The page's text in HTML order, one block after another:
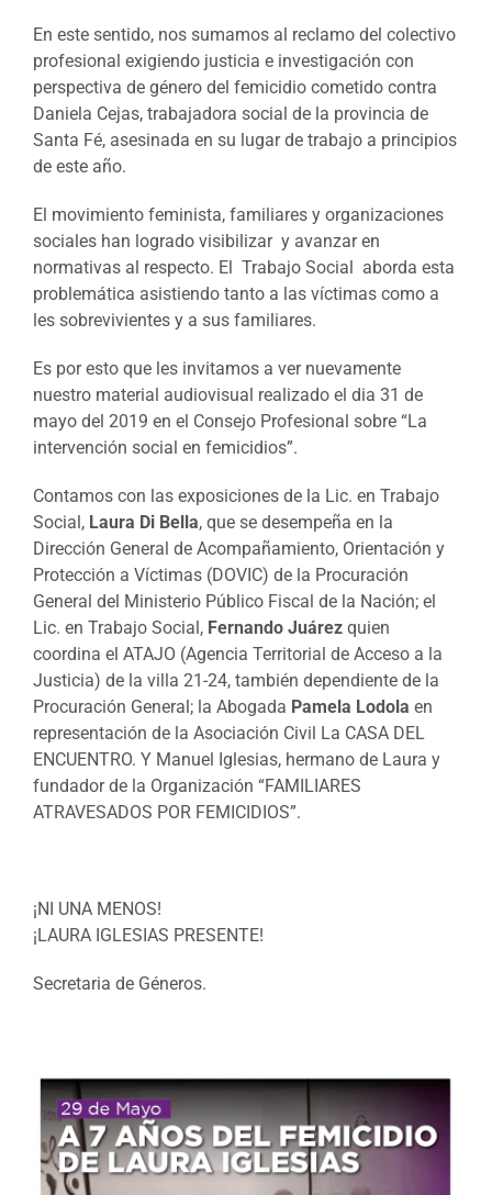
En este sentido, nos sumamos al reclamo del colectivo
profesional exigiendo justicia e investigación con
perspectiva de género del femicidio cometido contra
Daniela Cejas, trabajadora social de la provincia de
Santa Fé, asesinada en su lugar de trabajo a principios
de este año.
El movimiento feminista, familiares y organizaciones
sociales han logrado visibilizar y avanzar en
normativas al respecto. El Trabajo Social aborda esta
problemática asistiendo tanto a las víctimas como a
les sobrevivientes y a sus familiares.
Es por esto que l es invitamos a ver nuevamente
nuestro material audiovisual realizado el dia 31 de
mayo del 2019 en el Consejo Profesional sobre “La
intervención social en femicidios”.
Contamos con las exposiciones de la Lic. en Trabajo
Social, Laura Di Bella, que se desempeña en la
Dirección General de Acompañamiento, Orientación y
Protección a Víctimas (DOVIC) de la Procuración
General del Ministerio Público Fiscal de la Nación; el
Lic. en Trabajo Social, Fernando Juárez quien
coordina el ATAJO (Agencia Territorial de Acceso a la
Justicia) de la villa 21-24, también dependiente de la
Procuración General; la Abogada Pamela Lodola en
representación de la Asociación Civil La CASA DEL
ENCUENTRO. Y Manuel Iglesias, hermano de Laura y
fundador de la Organización “FAMILIARES
ATRAVESADOS POR FEMICIDIOS”.
¡NI UNA MENOS!
¡LAURA IGLESIAS PRESENTE!
Secretaria de Géneros.